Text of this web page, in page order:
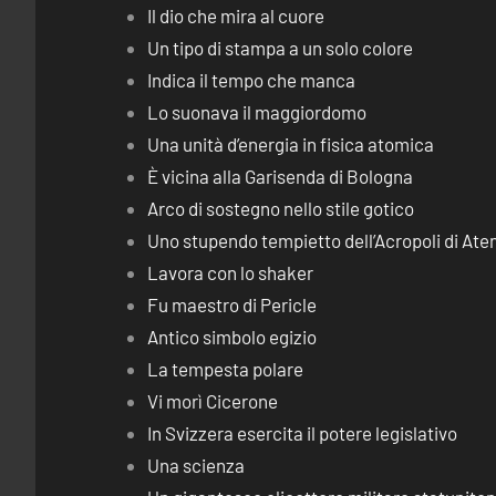
Il dio che mira al cuore
Un tipo di stampa a un solo colore
Indica il tempo che manca
Lo suonava il maggiordomo
Una unità d’energia in fisica atomica
È vicina alla Garisenda di Bologna
Arco di sostegno nello stile gotico
Uno stupendo tempietto dell’Acropoli di
Lavora con lo shaker
Fu maestro di Pericle
Antico simbolo egizio
La tempesta polare
Vi morì Cicerone
In Svizzera esercita il potere legislativo
Una scienza